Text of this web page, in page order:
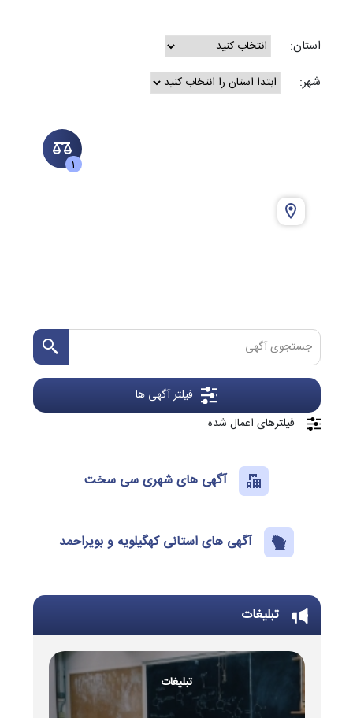
استان:
شهر:
1
فیلتر آگهی ها
فیلترهای اعمال شده
آگهی های شهری سی سخت
آگهی های استانی کهگیلویه و بویراحمد
تبلیغات
تبلیغات